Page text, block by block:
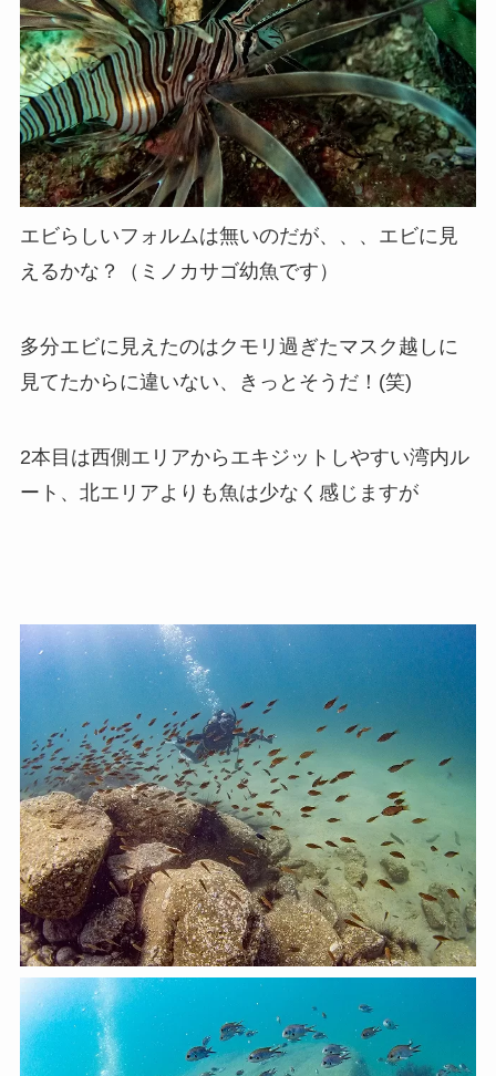
エビらしいフォルムは無いのだが、、、エビに見
えるかな？（ミノカサゴ幼魚です）
多分エビに見えたのはクモリ過ぎたマスク越しに
見てたからに違いない、きっとそうだ！(笑)
2本目は西側エリアからエキジットしやすい湾内ル
ート、北エリアよりも魚は少なく感じますが